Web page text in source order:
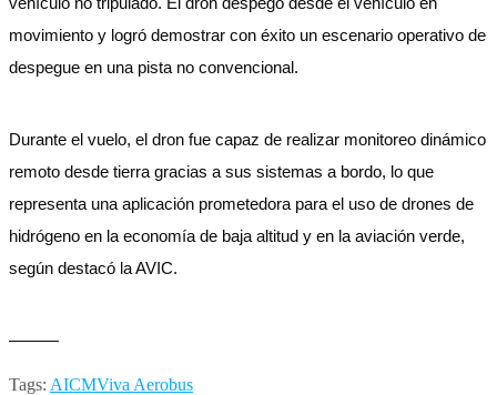
movimiento y logró demostrar con éxito un escenario operativo de
despegue en una pista no convencional.
Durante el vuelo, el dron fue capaz de realizar monitoreo dinámico
remoto desde tierra gracias a sus sistemas a bordo, lo que
representa una aplicación prometedora para el uso de drones de
hidrógeno en la economía de baja altitud y en la aviación verde,
según destacó la AVIC.
———
Tags: AICMViva Aerobus